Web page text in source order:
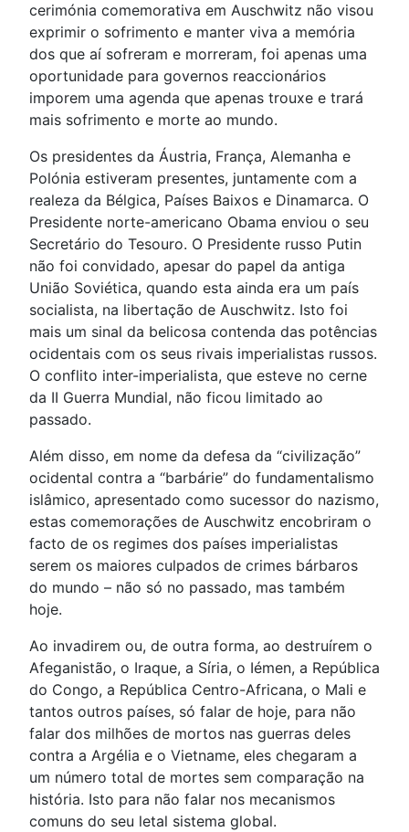
cerimónia comemorativa em Auschwitz não visou
exprimir o sofrimento e manter viva a memória
dos que aí sofreram e morreram, foi apenas uma
oportunidade para governos reaccionários
imporem uma agenda que apenas trouxe e trará
mais sofrimento e morte ao mundo.
Os presidentes da Áustria, França, Alemanha e
Polónia estiveram presentes, juntamente com a
realeza da Bélgica, Países Baixos e Dinamarca. O
Presidente norte-americano Obama enviou o seu
Secretário do Tesouro. O Presidente russo Putin
não foi convidado, apesar do papel da antiga
União Soviética, quando esta ainda era um país
socialista, na libertação de Auschwitz. Isto foi
mais um sinal da belicosa contenda das potências
ocidentais com os seus rivais imperialistas russos.
O conflito inter-imperialista, que esteve no cerne
da II Guerra Mundial, não ficou limitado ao
passado.
Além disso, em nome da defesa da “civilização”
ocidental contra a “barbárie” do fundamentalismo
islâmico, apresentado como sucessor do nazismo,
estas comemorações de Auschwitz encobriram o
facto de os regimes dos países imperialistas
serem os maiores culpados de crimes bárbaros
do mundo – não só no passado, mas também
hoje.
Ao invadirem ou, de outra forma, ao destruírem o
Afeganistão, o Iraque, a Síria, o Iémen, a República
do Congo, a República Centro-Africana, o Mali e
tantos outros países, só falar de hoje, para não
falar dos milhões de mortos nas guerras deles
contra a Argélia e o Vietname, eles chegaram a
um número total de mortes sem comparação na
história. Isto para não falar nos mecanismos
comuns do seu letal sistema global.